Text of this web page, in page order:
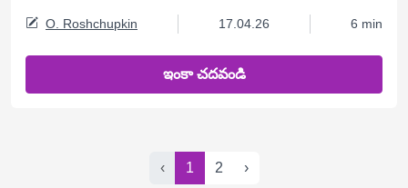
O. Roshchupkin 17.04.26 6 min
ఇంకా చదవండి
‹ 1 2 ›